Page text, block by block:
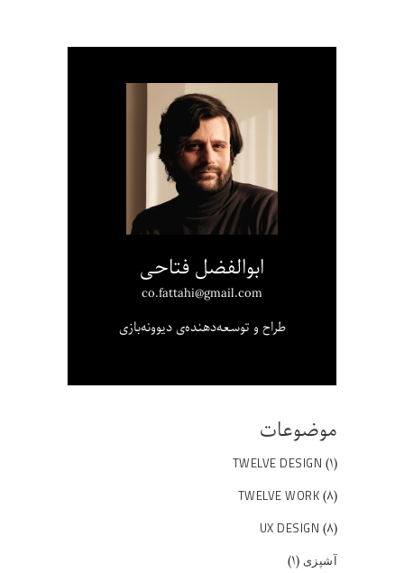
ابوالفضل فتاحی
co.fattahi@gmail.com
طراح و توسعه‌دهنده‌ی دیوونه‌بازی
موضوعات
TWELVE DESIGN (۱)
TWELVE WORK (۸)
UX DESIGN (۸)
آشپزی (۱)